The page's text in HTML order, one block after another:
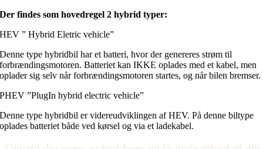
Der findes som hovedregel 2 hybrid typer:
HEV ” Hybrid Eletric vehicle”
Denne type hybridbil har et batteri, hvor der genereres strøm til
forbrændingsmotoren. Batteriet kan IKKE oplades med et kabel, men
oplader sig selv når forbrændingsmotoren startes, og når bilen bremser.
PHEV ”PlugIn hybrid electric vehicle”
Denne type hybridbil er videreudviklingen af HEV. På denne biltype
oplades batteriet både ved kørsel og via et ladekabel.